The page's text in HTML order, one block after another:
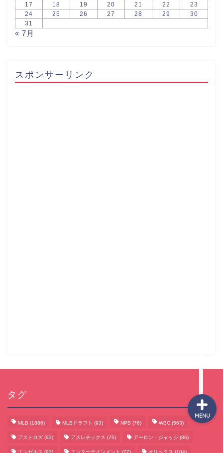
17
18 19 20 21 22
23
24
25 26 27 28 29
30
31
« 7月
スポンサーリンク
タグ
MLB (1886) MLBドラフト (93) NPB (76) WBC (563)
アストロズ (93) アスレチックス (76) アーロン・ジャッジ (86)
エンゼルス (93) エンターテインメント (77) オリックス (104)
MENU